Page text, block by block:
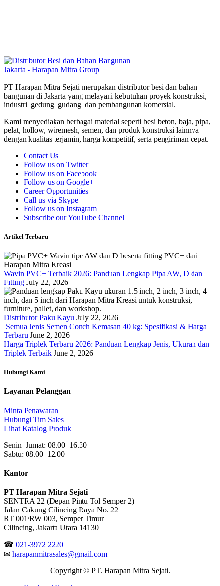
PT Harapan Mitra Sejati merupakan distributor besi dan bahan
bangunan di Jakarta yang melayani kebutuhan proyek konstruksi,
industri, gedung, gudang, dan pembangunan komersial.
Kami menyediakan berbagai material seperti besi beton, baja, pipa,
pelat, hollow, wiremesh, semen, dan produk konstruksi lainnya
dengan kualitas terjamin, harga kompetitif, serta pengiriman cepat.
Contact Us
Follow us on Twitter
Follow us on Facebook
Follow us on Google+
Career Opportunities
Call us via Skype
Follow us on Instagram
Subscribe our YouTube Channel
Artikel Terbaru
Wavin PVC+ Terbaik 2026: Panduan Lengkap Pipa AW, D dan
Fitting July 22, 2026
Distributor Paku Kayu July 22, 2026
Semua Jenis Semen Conch Kemasan 40 kg: Spesifikasi & Harga
Terbaru June 2, 2026
Harga Triplek Terbaru 2026: Panduan Lengkap Jenis, Ukuran dan
Triplek Terbaik June 2, 2026
Hubungi Kami
Layanan Pelanggan
Minta Penawaran
Hubungi Tim Sales
Lihat Katalog Produk
Senin–Jumat: 08.00–16.30
Sabtu: 08.00–12.00
Kantor
PT Harapan Mitra Sejati
SENTRA 22 (Depan Pintu Tol Semper 2)
Jalan Cakung Cilincing Raya No. 22
RT 001/RW 003, Semper Timur
Cilincing, Jakarta Utara 14130
☎ 021-3972 2220
✉ harapanmitrasales@gmail.com
Copyright © PT. Harapan Mitra Sejati.